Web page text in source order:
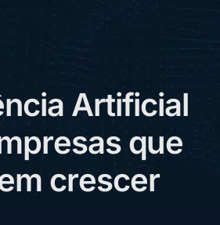
ncia Artificial
presas que
m crescer
GRÁTIS